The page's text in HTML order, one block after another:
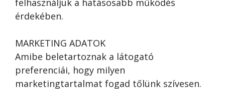
felhasználjuk a hatásosabb működés
érdekében.
MARKETING ADATOK
Amibe beletartoznak a látogató
preferenciái, hogy milyen
marketingtartalmat fogad tőlünk szívesen.